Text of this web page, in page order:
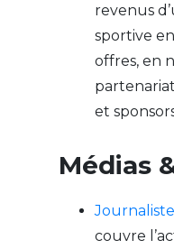
revenus
sportive
offres, en
et
Médias
Journaliste
couvre